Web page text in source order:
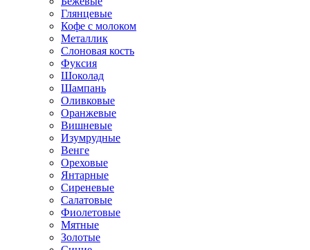
Глянцевые
Кофе с молоком
Металлик
Слоновая кость
Фуксия
Шоколад
Шампань
Оливковые
Оранжевые
Вишневые
Изумрудные
Венге
Ореховые
Янтарные
Сиреневые
Салатовые
Фиолетовые
Мятные
Золотые